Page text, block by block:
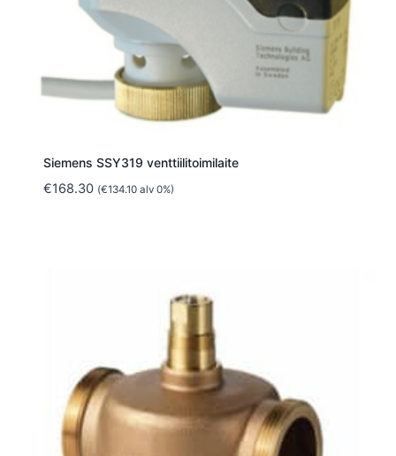
Siemens SSY319 venttiilitoimilaite
€168.30 (€134.10alv 0%)